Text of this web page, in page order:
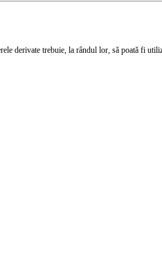
derivate trebuie, la rândul lor, să poată fi